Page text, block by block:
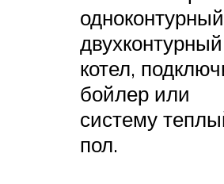
двухконтурный
котел,
бойлер или
систему
пол.